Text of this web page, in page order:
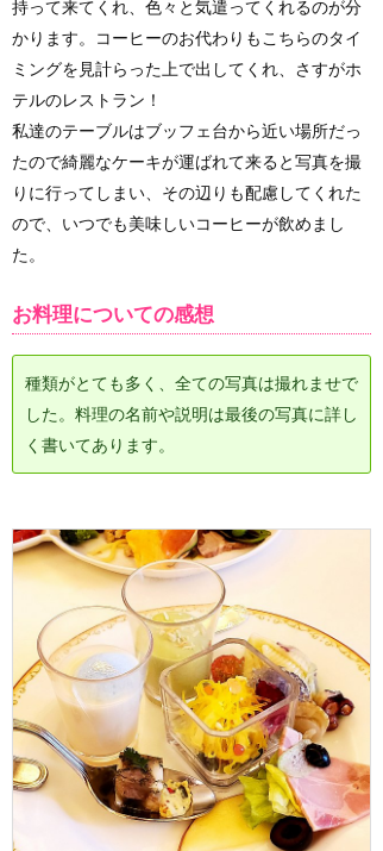
持って来てくれ、色々と気遣ってくれるのが分
かります。コーヒーのお代わりもこちらのタイ
ミングを見計らった上で出してくれ、さすがホ
テルのレストラン！
私達のテーブルはブッフェ台から近い場所だっ
たので綺麗なケーキが運ばれて来ると写真を撮
りに行ってしまい、その辺りも配慮してくれた
ので、いつでも美味しいコーヒーが飲めまし
た。
お料理についての感想
種類がとても多く、全ての写真は撮れませで
した。料理の名前や説明は最後の写真に詳し
く書いてあります。